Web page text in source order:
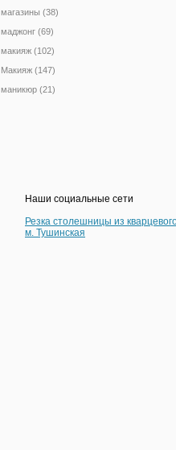
магазины (38)
маджонг (69)
макияж (102)
Макияж (147)
маникюр (21)
Наши социальные сети
Резка столешницы из
м. Тушинская